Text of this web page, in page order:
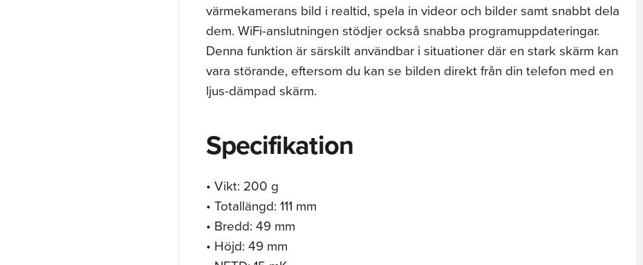
värmekamerans bild i realtid, spela in videor och bilder samt snabbt dela
dem. WiFi-anslutningen stödjer också snabba programuppdateringar.
Denna funktion är särskilt användbar i situationer där en stark skärm kan
vara störande, eftersom du kan se bilden direkt från din telefon med en
ljus-dämpad skärm.
Specifikation
• Vikt: 200 g
• Totallängd: 111 mm
• Bredd: 49 mm
• Höjd: 49 mm